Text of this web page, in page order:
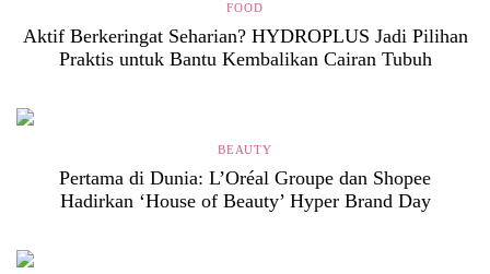
FOOD
Aktif Berkeringat Seharian? HYDROPLUS Jadi Pilihan
Praktis untuk Bantu Kembalikan Cairan Tubuh
BEAUTY
Pertama di Dunia: L’Oréal Groupe dan Shopee
Hadirkan ‘House of Beauty’ Hyper Brand Day